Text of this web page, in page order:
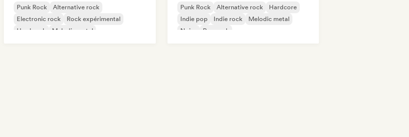
Punk Rock
Alternative rock
Electronic rock
Rock expérimental
Hard rock
Melodic metal
Punk Rock Alternative rock
Hardcore
Indie pop
Indie rock
Melodic metal
Noise
Pop rock